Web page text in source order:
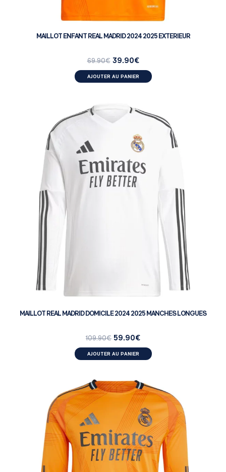
MAILLOT ENFANT REAL MADRID 2024 2025 EXTERIEUR
69.90€ 39.90€
AJOUTER AU PANIER
MAILLOT REAL MADRID DOMICILE 2024 2025 MANCHES LONGUES
109.90€ 59.90€
AJOUTER AU PANIER